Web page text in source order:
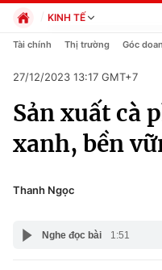
Chuyên mục
Chính trị
Pháp luật
KINH TẾ
Chính trị
Pháp luật
Kinh tế
Thể thao
Truyền hình
Y tế
Công nghệ
Tài chính Thị trường Góc
27/12/2023 13:17 GMT+7
Sản xuất cà
xanh, bền
Thanh Ngọc
Nghe đọc bài 1:51